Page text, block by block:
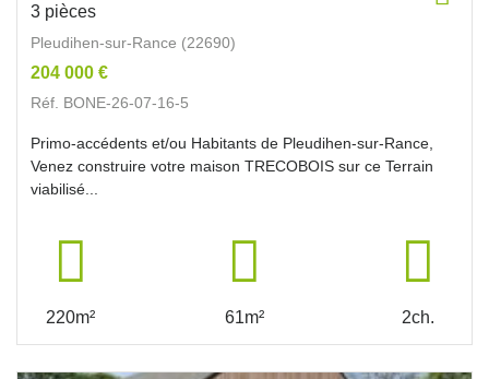
3 pièces
Pleudihen-sur-Rance (22690)
204 000 €
Réf. BONE-26-07-16-5
Primo-accédents et/ou Habitants de Pleudihen-sur-Rance,
Venez construire votre maison TRECOBOIS sur ce Terrain
viabilisé...
220m² 61m² 2ch.